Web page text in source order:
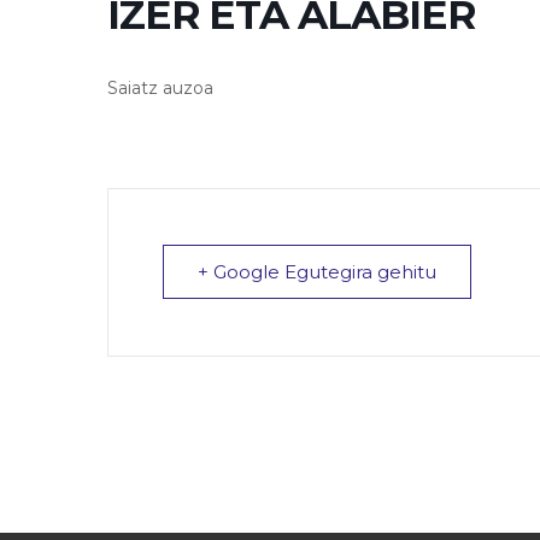
IZER ETA ALABIER
Saiatz auzoa
+ Google Egutegira gehitu